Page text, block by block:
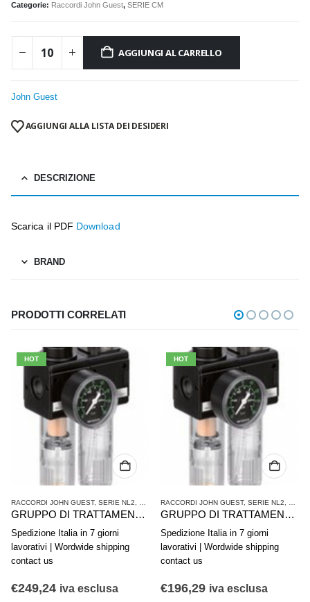
Categorie: Raccordi John Guest, SERIE CM
AGGIUNGI AL CARRELLO
John Guest
AGGIUNGI ALLA LISTA DEI DESIDERI
DESCRIZIONE
Scarica il PDF Download
BRAND
PRODOTTI CORRELATI
ARIA COMPRESSA
HOT
RACCORDI JOHN GUEST, SERIE NL2 TRATTAMENTO ARIA COMPRESSA
GRUPPO DI TRATTAMENTO ARIA IN 2 PARTI AVENTICS SERIE NL4-ACD 0821300504
Spedizione Italia in 7 giorni
lavorativi | Wordwide shipping
contact us
€249,24 iva esclusa
HOT
RACCORDI JOHN GUEST, SERIE NL2
GRUPPO DI TRATTAMENTO ARIA IN 2 PARTI AVENTICS SERIE NL2-ACD 0821300432
Spedizione Italia in 7 giorni
lavorativi | Wordwide shipping
contact us
€196,29 iva esclusa